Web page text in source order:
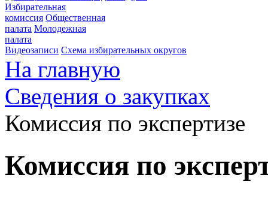
Избирательная
комиссия Общественная
палата Молодежная
палата
Видеозаписи Схема избирательных округов
На главную
Сведения о закупках
Комиссия по экспертизе
Комиссия по